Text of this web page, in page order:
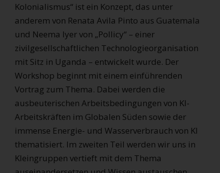
Kolonialismus“ ist ein Konzept, das unter
anderem von Renata Avila Pinto aus Guatemala
und Neema Iyer von „Pollicy“ – einer
zivilgesellschaftlichen Technologieorganisation
mit Sitz in Uganda – entwickelt wurde. Der
Workshop beginnt mit einem einführenden
Vortrag zum Thema. Dabei werden die
ausbeuterischen Arbeitsbedingungen von KI-
Arbeitskräften im Globalen Süden sowie der
immense Energie- und Wasserverbrauch von KI
thematisiert. Im zweiten Teil werden wir uns in
Kleingruppen vertieft mit dem Thema